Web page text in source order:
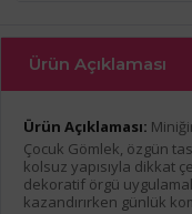
Ürün Açıklaması
Ürün Açıklaması:
Çocuk Gömlek, özgün
kolsuz yapısıyla dikkat
dekoratif örgü
kazandırırken günlük